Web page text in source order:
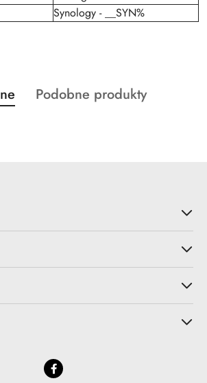
Synology - __SYN%
produktów
Produkty
Podobne produkty